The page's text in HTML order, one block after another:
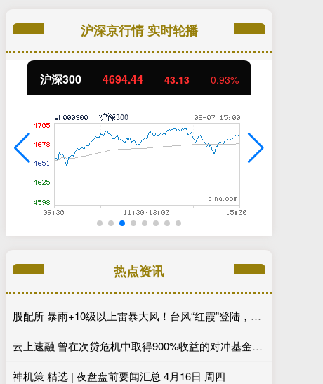
沪深京行情 实时轮播
北证50 1134.24 11.37 1.01%
热点资讯
股配所 暴雨+10级以上雷暴大风！台风“红霞”登陆，湖北这些地方是暴雨中心
云上速融 曾在次贷危机中取得900%收益的对冲基金经理有了新的做空目标
神机策 精选 | 夜盘盘前要闻汇总 4月16日 周四